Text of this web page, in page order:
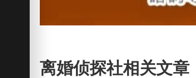
离婚侦探社相关文章